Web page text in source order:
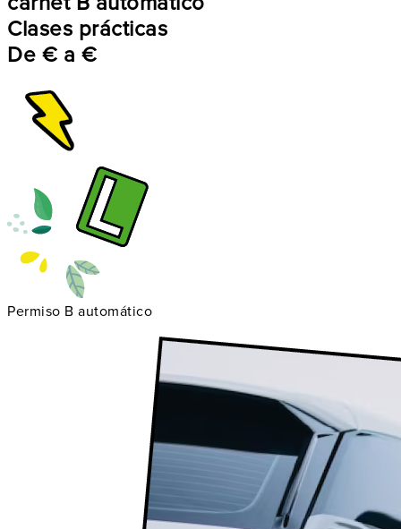
Clases prácticas
De € a €
Permiso B automático